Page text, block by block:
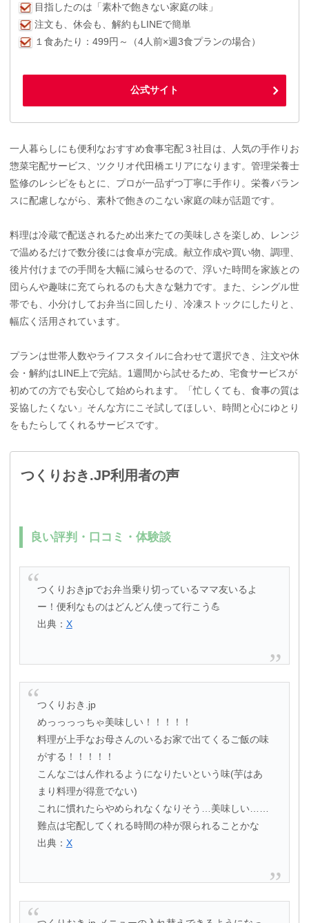
目指したのは「素朴で飽きない家庭の味」
注文も、休会も、解約もLINEで簡単
１食あたり：499円～（4人前×週3食プランの場合）
公式サイト
一人暮らしにも便利なおすすめ食事宅配３社目は、人気の手作りお
惣菜宅配サービス、ツクリオ代田橋エリアになります。管理栄養士
監修のレシピをもとに、プロが一品ずつ丁寧に手作り。栄養バラン
スに配慮しながら、素朴で飽きのこない家庭の味が話題です。
料理は冷蔵で配送されるため出来たての美味しさを楽しめ、レンジ
で温めるだけで数分後には食卓が完成。献立作成や買い物、調理、
後片付けまでの手間を大幅に減らせるので、浮いた時間を家族との
団らんや趣味に充てられるのも大きな魅力です。また、シングル世
帯でも、小分けしてお弁当に回したり、冷凍ストックにしたりと、
幅広く活用されています。
プランは世帯人数やライフスタイルに合わせて選択でき、注文や休
会・解約はLINE上で完結。1週間から試せるため、宅食サービスが
初めての方でも安心して始められます。「忙しくても、食事の質は
妥協したくない」そんな方にこそ試してほしい、時間と心にゆとり
をもたらしてくれるサービスです。
つくりおき.JP利用者の声
良い評判・口コミ・体験談
つくりおきjpでお弁当乗り切っているママ友いるよ
ー！便利なものはどんどん使って行こう💪
出典： X
つくりおき.jp
めっっっっちゃ美味しい！！！！！
料理が上手なお母さんのいるお家で出てくるご飯の味
がする！！！！！
こんなごはん作れるようになりたいという味(芋はあ
まり料理が得意でない)
これに慣れたらやめられなくなりそう…美味しい……
難点は宅配してくれる時間の枠が限られることかな
出典： X